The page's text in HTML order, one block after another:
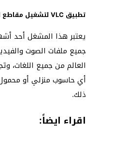
تطبيق VLC لتشغيل مقاطع الفيديو
يعتبر هذا المشغل أحد
جميع ملفات الصوت
أي حاسوب منزلي أو
ذلك.
اقراء ايضاً: